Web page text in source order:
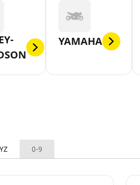
YAMAHA
0-9